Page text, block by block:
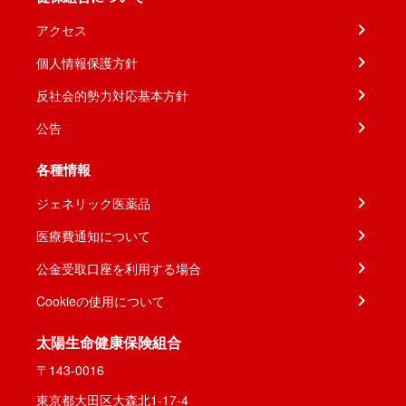
アクセス
個人情報保護方針
反社会的勢力対応基本方針
公告
各種情報
ジェネリック医薬品
医療費通知について
公金受取口座を利用する場合
Cookieの使用について
太陽生命健康保険組合
〒143-0016
東京都大田区大森北1-17-4